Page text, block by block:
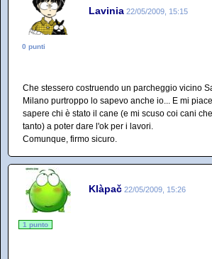
Lavinia 22/05/2009, 15:15
0 punti
Che stessero costruendo un parcheggio vicino
Milano purtroppo lo sapevo anche io... E mi
sapere chi è stato il cane (e mi scuso coi cani
tanto) a poter dare l'ok per i lavori.
Comunque, firmo sicuro.
Klàpač 22/05/2009, 15:26
1 punto